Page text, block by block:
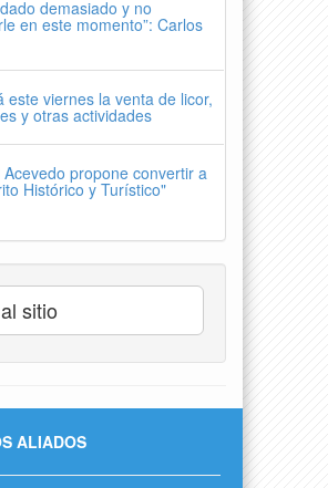
demasiado y no
en este momento”: Carlos
este viernes la venta de licor,
y otras actividades
propone convertir a
Histórico y Turístico"
sitio
ALIADOS